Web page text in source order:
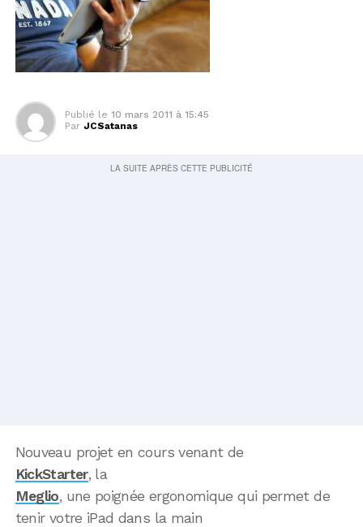
Publié le 10 mars 2011 à 15:45
Par JCSatanas
Nouveau projet en cours venant de
KickStarter, la
Meglio, une poignée ergonomique qui permet de
tenir votre iPad dans la main